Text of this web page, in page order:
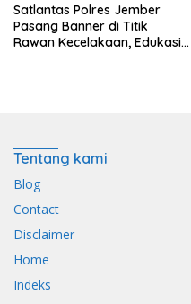
Satlantas Polres Jember
Pasang Banner di Titik
Rawan Kecelakaan, Edukasi
Tentang kami
Blog
Contact
Disclaimer
Home
Indeks